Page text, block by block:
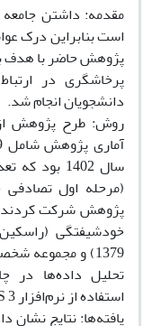
مقدمه: داشتن جامعه
است بنابراین درک
پژوهش حاضر با هدف
پرخاشگری در
دانشجویان انجام شد.
روش: طرح پژوهش
(مرحله اول
پژوهش شرکت کردند.
تحلیل داده‌ها در
استفاده از نرم‌افزار PLS 3 انجام شد.
یافته‌ها: نتایج